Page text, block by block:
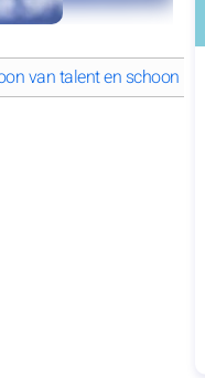
van talent en schoonheid?